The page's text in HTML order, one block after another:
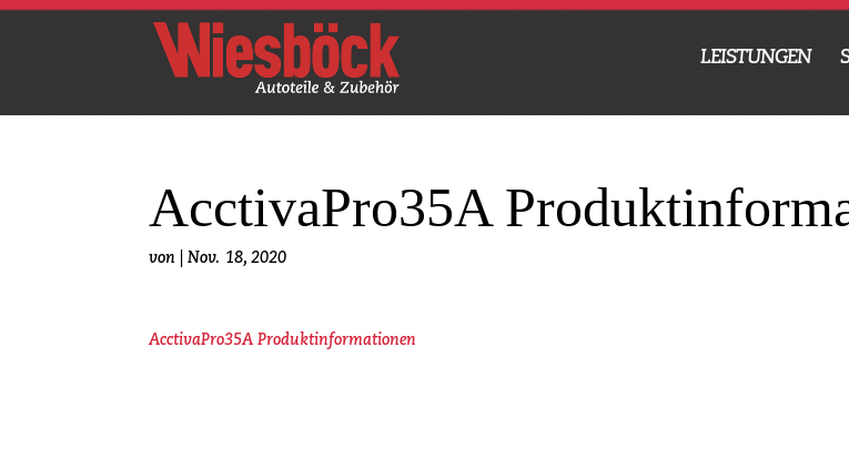
LEISTUNGEN
AcctivaPro35A
von |Nov. 18, 2020
AcctivaPro35A Produktinformationen